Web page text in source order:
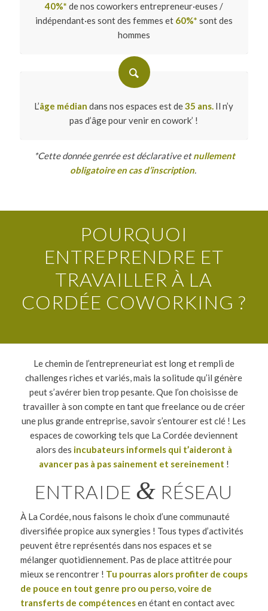
40%* de nos coworkers entrepreneur·euses /
indépendant·es sont des femmes et 60%* sont des
hommes
L’âge médian dans nos espaces est de35 ans. Il n’y
pas d’âge pour venir en cowork’ !
*Cette donnée genrée est déclarative etnullement
obligatoire en cas d’inscription.
POURQUOI
ENTREPRENDRE ET
TRAVAILLER À LA
CORDÉE COWORKING ?
Le chemin de l’entrepreneuriat est long et rempli de
challenges riches et variés, mais la solitude qu’il génère
peut s’avérer bien trop pesante. Que l’on choisisse de
travailler à son compte en tant que freelance ou de créer
une plus grande entreprise, savoir s’entourer est clé ! Les
espaces de coworking tels que La Cordée deviennent
alors des incubateurs informels qui t’aideront à
avancer pas à pas sainement et sereinement !
ENTRAIDE & RÉSEAU
À La Cordée, nous faisons le choix d’une communauté
diversifiée propice aux synergies ! Tous types d’activités
peuvent être représentés dans nos espaces et se
mélanger quotidiennement. Pas de place attitrée pour
mieux se rencontrer ! Tu pourras alors profiter de coups
de pouce en tout genre pro ou perso, voire de
transferts de compétencesen étant en contact avec